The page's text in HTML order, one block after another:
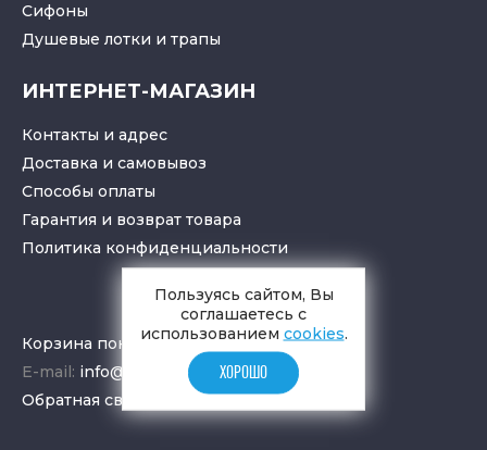
Cифоны
Душевые лотки и трапы
ИНТЕРНЕТ-МАГАЗИН
Контакты и адрес
Доставка и самовывоз
Способы оплаты
Гарантия и возврат товара
Политика конфиденциальности
Корзина покупок
E-mail: info@aquamir.ru
Обратная связь
Пользуясь сайтом, Вы
соглашаетесь с
использованием cookies.
ХОРОШО